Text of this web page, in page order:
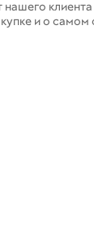
клиента
и о